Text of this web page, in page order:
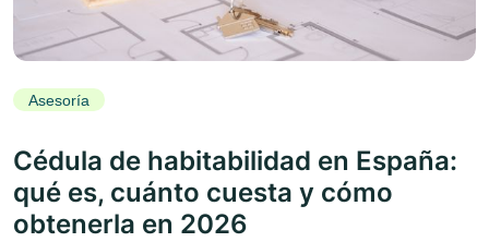
Asesoría
Cédula de habitabilidad en España:
qué es, cuánto cuesta y cómo
obtenerla en 2026